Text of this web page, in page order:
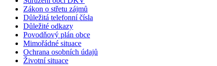
Zákon o střetu zájmů
Důležitá telefonní čísla
Důležité odkazy
Povodňový plán obce
Mimořádné situace
Ochrana osobních údajů
Životní situace